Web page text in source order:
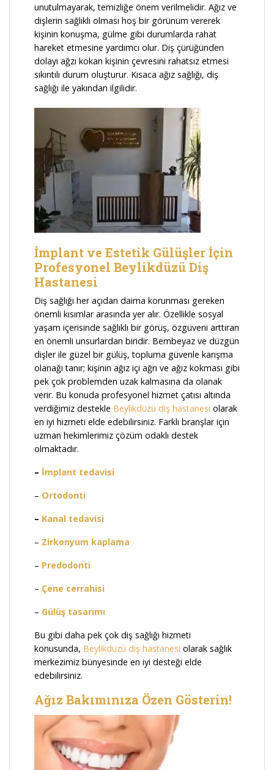
unutulmayarak, temizliğe önem verilmelidir. Ağız ve
dişlerin sağlıklı olması hoş bir görünüm vererek
kişinin konuşma, gülme gibi durumlarda rahat
hareket etmesine yardımcı olur. Diş çürüğünden
dolayı ağzı kokan kişinin çevresini rahatsız etmesi
sıkıntılı durum oluşturur. Kısaca ağız sağlığı, diş
sağlığı ile yakından ilgilidir.
İmplant ve Estetik Gülüşler İçin
Profesyonel Beylikdüzü Diş
Hastanesi
Diş sağlığı her açıdan daima korunması gereken
önemli kısımlar arasında yer alır. Özellikle sosyal
yaşam içerisinde sağlıklı bir görüş, özgüveni arttıran
en önemli unsurlardan biridir. Bembeyaz ve düzgün
dişler ile güzel bir gülüş, topluma güvenle karışma
olanağı tanır; kişinin ağız içi ağrı ve ağız kokması gibi
pek çok problemden uzak kalmasına da olanak
verir. Bu konuda profesyonel hizmet çatısı altında
verdiğimiz destekle Beylikdüzü diş hastanesi olarak
en iyi hizmeti elde edebilirsiniz. Farklı branşlar için
uzman hekimlerimiz çözüm odaklı destek
olmaktadır.
– İmplant tedavisi
– Ortodonti
– Kanal tedavisi
– Zirkonyum kaplama
– Predodonti
– Çene cerrahisi
– Gülüş tasarımı
Bu gibi daha pek çok diş sağlığı hizmeti
konusunda, Beylikdüzü diş hastanesi olarak sağlık
merkezimiz bünyesinde en iyi desteği elde
edebilirsiniz.
Ağız Bakımınıza Özen Gösterin!